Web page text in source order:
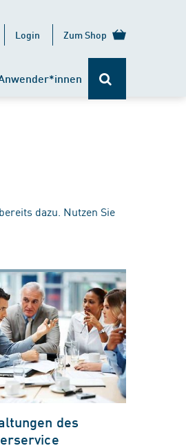
Login Zum Shop
dazu. Nutzen Sie
des